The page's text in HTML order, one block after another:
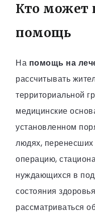
Кто может
помощь
На помощь на
рассчитывать
территориальной
медицинские
установленном
людях, перенесших
операцию,
нуждающихся в
состояния
рассматриваться